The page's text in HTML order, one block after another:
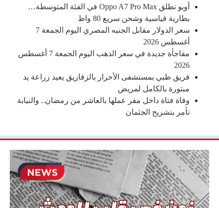
أوبو تطلق Oppo A7 Pro Max في الفئة المتوسطة…
بطارية قياسية وشحن سريع 80 واط
سعر الدولار مقابل الجنيه المصري اليوم الجمعة 7
أغسطس 2026
مفاجأة جديدة في سعر الذهب اليوم الجمعة 7 أغسطس
2026
فريق طبي بمستشفى الأحرار بالزقازيق يعيد زراعة يد
مبتورة بالكامل لمريض
وفاة فتاة داخل مقر عملها بالعاشر من رمضان.. والنيابة
تأمر بتشريح الجثمان